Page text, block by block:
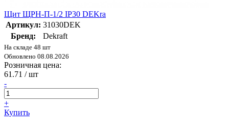
Щит ЩРН-П-1/2 IP30 DEKra
Артикул: 31030DEK
Бренд:
Dekraft
На складе 48 шт
Обновлено 08.08.2026
Розничная цена:
61.71 / шт
-
+
Купить